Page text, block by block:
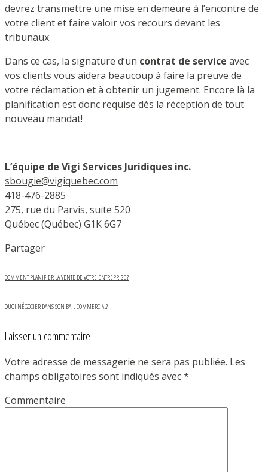
devrez transmettre une mise en demeure à l’encontre de
votre client et faire valoir vos recours devant les
tribunaux.
Dans ce cas, la signature d’un contrat de service avec
vos clients vous aidera beaucoup à faire la preuve de
votre réclamation et à obtenir un jugement. Encore là la
planification est donc requise dès la réception de tout
nouveau mandat!
L’équipe de Vigi Services Juridiques inc.
sbougie@vigiquebec.com
418-476-2885
275, rue du Parvis, suite 520
Québec (Québec) G1K 6G7
Partager
COMMENT PLANIFIER LA VENTE DE VOTRE ENTREPRISE ?
QUOI NÉGOCIER DANS SON BAIL COMMERCIAL?
Laisser un commentaire
Votre adresse de messagerie ne sera pas publiée. Les
champs obligatoires sont indiqués avec*
Commentaire